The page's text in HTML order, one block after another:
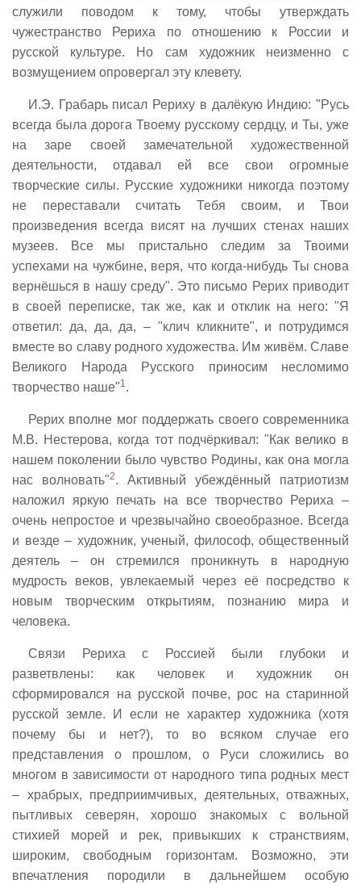
служили поводом к тому, чтобы утверждать
чужестранство Рериха по отношению к России и
русской культуре. Но сам художник неизменно с
возмущением опровергал эту клевету.
И.Э. Грабарь писал Рериху в далёкую Индию: "Русь
всегда была дорога Твоему русскому сердцу, и Ты, уже
на заре своей замечательной художественной
деятельности, отдавал ей все свои огромные
творческие силы. Русские художники никогда поэтому
не переставали считать Тебя своим, и Твои
произведения всегда висят на лучших стенах наших
музеев. Все мы пристально следим за Твоими
успехами на чужбине, веря, что когда-нибудь Ты снова
вернёшься в нашу среду". Это письмо Рерих приводит
в своей переписке, так же, как и отклик на него: "Я
ответил: да, да, да, – "клич кликните", и потрудимся
вместе во славу родного художества. Им живём. Славе
Великого Народа Русского приносим несломимо
творчество наше"1.
Рерих вполне мог поддержать своего современника
М.В. Нестерова, когда тот подчёркивал: "Как велико в
нашем поколении было чувство Родины, как она могла
нас волновать"2. Активный убеждённый патриотизм
наложил яркую печать на все творчество Рериха –
очень непростое и чрезвычайно своеобразное. Всегда
и везде – художник, ученый, философ, общественный
деятель – он стремился проникнуть в народную
мудрость веков, увлекаемый через её посредство к
новым творческим открытиям, познанию мира и
человека.
Связи Рериха с Россией были глубоки и
разветвлены: как человек и художник он
сформировался на русской почве, рос на старинной
русской земле. И если не характер художника (хотя
почему бы и нет?), то во всяком случае его
представления о прошлом, о Руси сложились во
многом в зависимости от народного типа родных мест
– храбрых, предприимчивых, деятельных, отважных,
пытливых северян, хорошо знакомых с вольной
стихией морей и рек, привыкших к странствиям,
широким, свободным горизонтам. Возможно, эти
впечатления породили в дальнейшем особую